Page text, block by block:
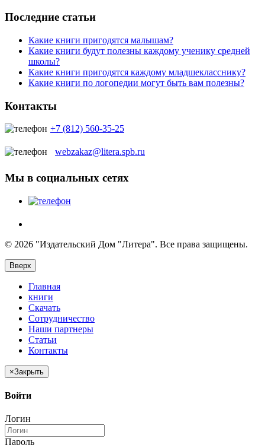
Последние статьи
Какие книги пригодятся малышам?
Какие книги будут полезны каждому ученику средней
школы?
Какие книги пригодятся каждому младшекласснику?
Какие книги по логопедии могут быть вам полезны?
Контакты
+7 (812) 560-35-25
webzakaz@litera.spb.ru
Мы в социальных сетях
© 2026 "Издательский Дом "Литера". Все права защищены.
Вверх
Главная
книги
Скачать
Сотрудничество
Наши партнеры
Статьи
Контакты
×Закрыть
Войти
Логин
Пароль